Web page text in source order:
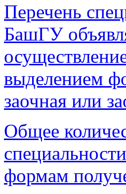
Перечень
БашГУ
выделением
заочная или
Общее
формам